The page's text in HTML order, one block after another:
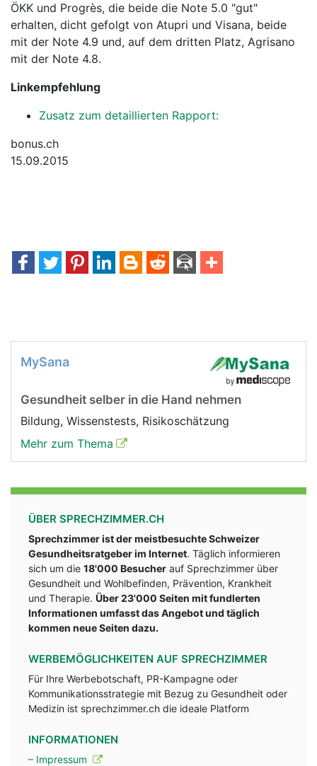
ÖKK und Progrès, die beide die Note 5.0 "gut"
erhalten, dicht gefolgt von Atupri und Visana, beide
mit der Note 4.9 und, auf dem dritten Platz, Agrisano
mit der Note 4.8.
Linkempfehlung
Zusatz zum detaillierten Rapport:
bonus.ch
15.09.2015
MySana
Gesundheit selber in die Hand nehmen
Bildung, Wissenstests, Risikoschätzung
Mehr zum Thema
ÜBER SPRECHZIMMER.CH
Sprechzimmer ist der meistbesuchte Schweizer
Gesundheitsratgeber im Internet. Täglich informieren
sich um die 18'000 Besucher auf Sprechzimmer über
Gesundheit und Wohlbefinden, Prävention, Krankheit
und Therapie. Über 23'000 Seiten mit fundlerten
Informationen umfasst das Angebot und täglich
kommen neue Seiten dazu.
WERBEMÖGLICHKEITEN AUF SPRECHZIMMER
Für Ihre Werbebotschaft, PR-Kampagne oder
Kommunikationsstrategie mit Bezug zu Gesundheit oder
Medizin ist sprechzimmer.ch die ideale Platform
INFORMATIONEN
– Impressum